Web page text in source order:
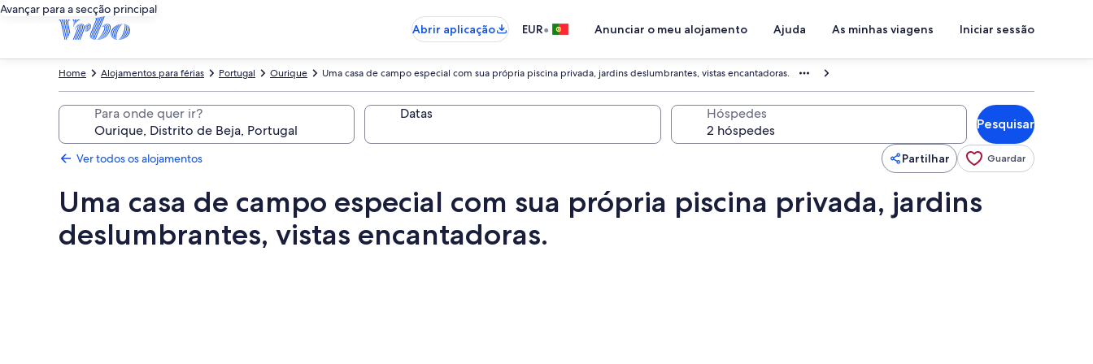
Avançar para a secção principal
Abrir aplicação
EUR• Anunciar o meu alojamento Ajuda As minhas viagens Iniciar sessão
Uma casa de campo especial com sua própria piscina privada, jardins deslumbrantes, vistas encantadoras.
Ourique
Portugal
Alojamentos para férias
Home
Para onde quer ir? Datas Hóspedes
Pesquisar
Ver todos os alojamentos Partilhar Guardar
Uma casa de campo especial com sua própria piscina privada, jardins
deslumbrantes, vistas encantadoras.